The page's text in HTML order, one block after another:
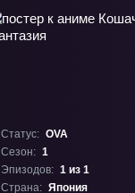
Статус: OVA
Сезон: 1
Эпизодов: 1 из 1
Страна: Япония